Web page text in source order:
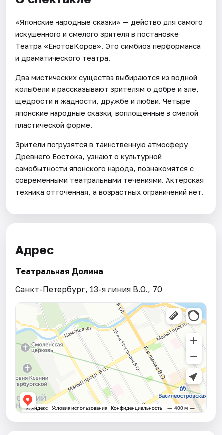
«Японские народные сказки» — действо для самого
искушённого и смелого зрителя в постановке
Театра «ЕнотовКоров». Это симбиоз перформанса
и драматического театра.
Два мистических существа выбираются из водной
колыбели и рассказывают зрителям о добре и зле,
щедрости и жадности, дружбе и любви. Четыре
японские народные сказки, воплощенные в смелой
пластической форме.
Зрители погрузятся в таинственную атмосферу
Древнего Востока, узнают о культурной
самобытности японского народа, познакомятся с
современными театральными течениями. Актёрская
техника отточенная, а возрастных ограничений нет.
Адрес
Театральная Долина
Санкт-Петербург, 13-я линия В.О., 70